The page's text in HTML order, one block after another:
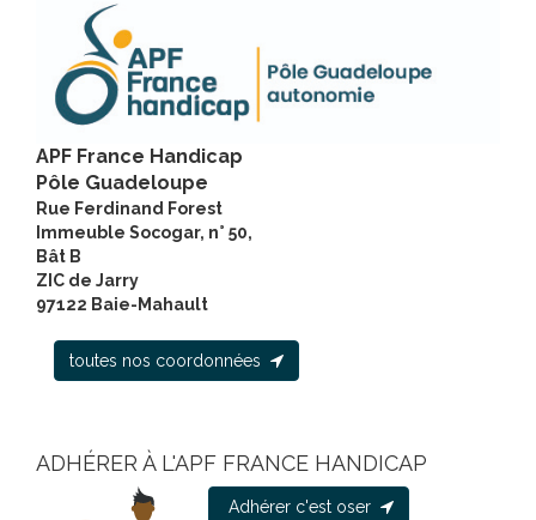
APF France Handicap
Pôle Guadeloupe
Rue Ferdinand Forest
Immeuble Socogar, n° 50,
Bât B
ZIC de Jarry
97122 Baie-Mahault
toutes nos coordonnées
ADHÉRER À L'APF FRANCE HANDICAP
Adhérer c'est oser